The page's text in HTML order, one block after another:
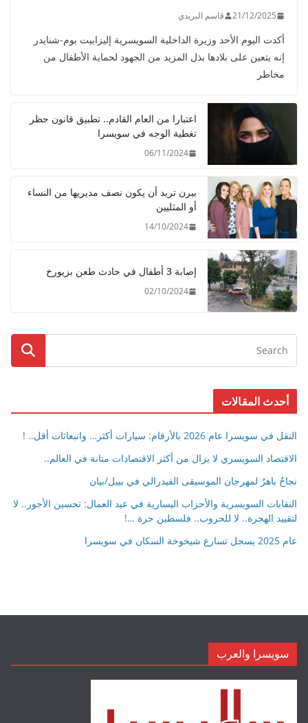
21/12/2025 قاسم البريدي
أكدت اليوم الأحد وزيرة الداخلية السويسرية إليزابيت بوم-شنايدر
إنه يتعين على بلادها بذل المزيد من الجهود لحماية الأطفال من
مخاطر
اعتبارا من العام القادم.. تطبيق قانون حظر
تغطية الوجه في سويسرا
06/11/2024
بيرن تريد أن يكون نصف مديريها من النساء
أو المثليين
14/10/2024
إصابة 3 أطفال في حادث طعن بزيورخ
02/10/2024
أحدث المقالات
النقل في سويسرا عام 2026 بالأرقام: سيارات أكثر… وانبعاثات أقل.. !
الاقتصاد السويسري لا يزال من أكثر الاقتصادات متانة في العالم..
نجاحٌ باهرٌ لمهرجان الموسيقى الفيدرالي في بييل/بيان
النقابات السويسرية والأحزاب اليسارية في عيد العمال: تحسين الأجور.. لا
لتقييد الهجرة.. لا للحروب.. فلسطين حرة …!
عام 2025 يسجل تسارع شيخوخة السكان في سويسرا
سويسرا والعرب